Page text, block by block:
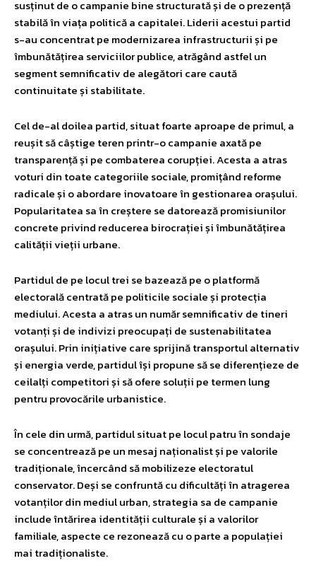
susținut de o campanie bine structurată și de o prezență
stabilă în viața politică a capitalei. Liderii acestui partid
s-au concentrat pe modernizarea infrastructurii și pe
îmbunătățirea serviciilor publice, atrăgând astfel un
segment semnificativ de alegători care caută
continuitate și stabilitate.
Cel de-al doilea partid, situat foarte aproape de primul, a
reușit să câștige teren printr-o campanie axată pe
transparență și pe combaterea corupției. Acesta a atras
voturi din toate categoriile sociale, promițând reforme
radicale și o abordare inovatoare în gestionarea orașului.
Popularitatea sa în creștere se datorează promisiunilor
concrete privind reducerea birocrației și îmbunătățirea
calității vieții urbane.
Partidul de pe locul trei se bazează pe o platformă
electorală centrată pe politicile sociale și protecția
mediului. Acesta a atras un număr semnificativ de tineri
votanți și de indivizi preocupați de sustenabilitatea
orașului. Prin inițiative care sprijină transportul alternativ
și energia verde, partidul își propune să se diferențieze de
ceilalți competitori și să ofere soluții pe termen lung
pentru provocările urbanistice.
În cele din urmă, partidul situat pe locul patru în sondaje
se concentrează pe un mesaj naționalist și pe valorile
tradiționale, încercând să mobilizeze electoratul
conservator. Deși se confruntă cu dificultăți în atragerea
votanților din mediul urban, strategia sa de campanie
include întărirea identității culturale și a valorilor
familiale, aspecte ce rezonează cu o parte a populației
mai tradiționaliste.